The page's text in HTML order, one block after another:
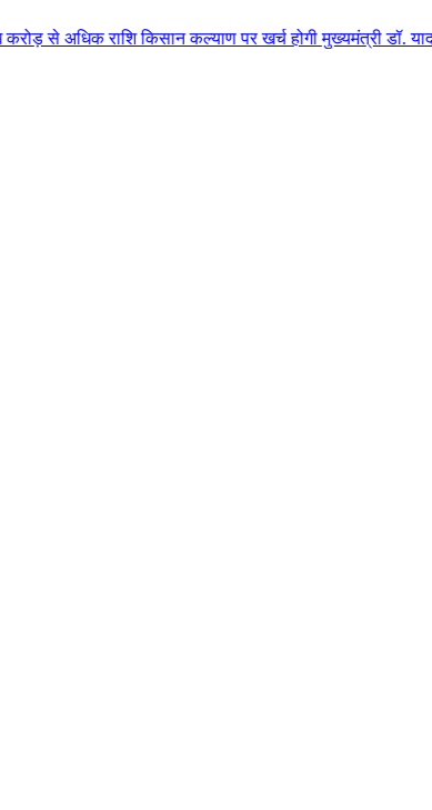
कल्याण पर खर्च होगी मुख्यमंत्री डॉ. यादव के मुख्य